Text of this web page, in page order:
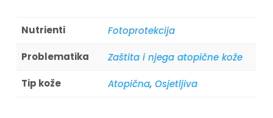
Nutrienti Fotoprotekcija
Problematika Zaštita i njega atopične kože
Tip kože Atopična,Osjetljiva